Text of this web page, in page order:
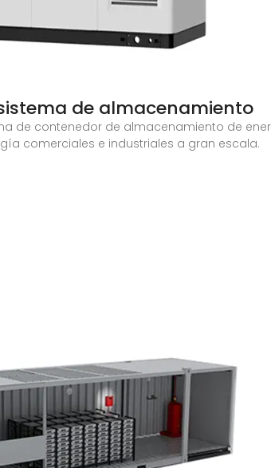
de almacenamiento
de contenedor de almacenamiento de
comerciales e industriales a gran escala.